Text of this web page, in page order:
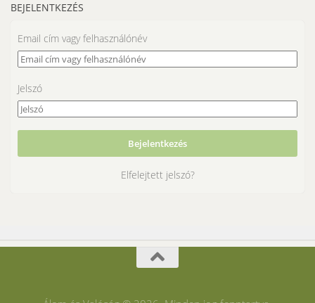
BEJELENTKEZÉS
Email cím vagy felhasználónév
Jelszó
Elfelejtett jelszó?